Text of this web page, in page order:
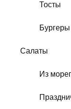
Тосты
Бургеры
Салаты
Из